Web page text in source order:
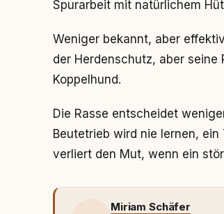
Spurarbeit mit natürlichem
Weniger bekannt, aber
der Herdenschutz, aber seine
Koppelhund.
Die Rasse entscheidet
Beutetrieb wird nie lernen,
verliert den Mut, wenn ein
Miriam Schäfer